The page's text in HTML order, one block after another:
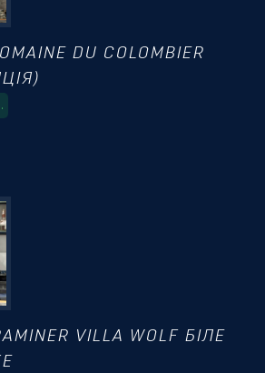
DU COLOMBIER
VILLA WOLF БІЛЕ